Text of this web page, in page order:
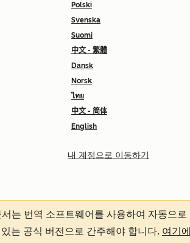
Polski
Svenska
Suomi
中文 - 繁體
Dansk
Norsk
ไทย
中文 - 简体
English
내 계정으로 이동하기
서는 번역 소프트웨어를 사용하여 자동으
는 공식 버전으로 간주해야 합니다. 여기